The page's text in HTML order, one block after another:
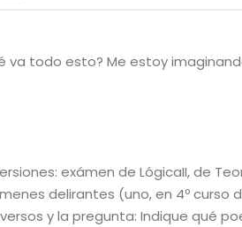
va todo esto? Me estoy
exámen de LógicaII, de
delirantes (uno, en 4º curso
y la pregunta: Indique qué